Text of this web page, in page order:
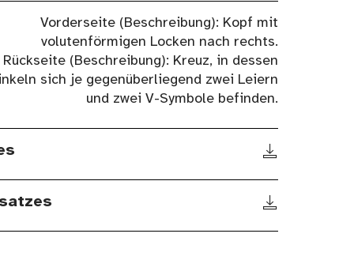
Vorderseite (Beschreibung): Kopf mit
volutenförmigen Locken nach rechts.
Rückseite (Beschreibung): Kreuz, in dessen
sich je gegenüberliegend zwei Leiern
und zwei V-Symbole befinden.